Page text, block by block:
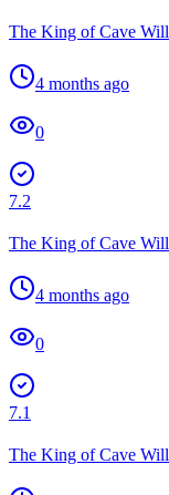
The King of Cave
4 months ago
0
7.2
The King of Cave
4 months ago
0
7.1
The King of Cave